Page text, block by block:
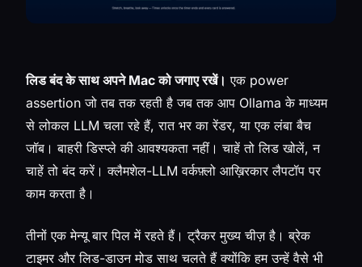
लिड बंद के साथ अपने Mac को जगाए रखें। एक power
assertion जो तब तक रहती है जब तक आप Ollama के माध्यम
से लोकल LLM चला रहे हैं, रात भर का रेंडर, या एक लंबा बैच
जॉब। बाहरी डिस्प्ले की आवश्यकता नहीं। चाहें तो लिड खोलें, न
चाहें तो बंद करें। क्लैमशेल-LLM वर्कफ़्लो आख़िरकार लैपटॉप पर
काम करता है।
तीनों एक मेन्यू बार पिल में रहते हैं। ट्रैकर मुख्य चीज़ है। ब्रेक
टाइमर और लिड-डाउन मोड साथ चलते हैं क्योंकि हम उन्हें वैसे भी